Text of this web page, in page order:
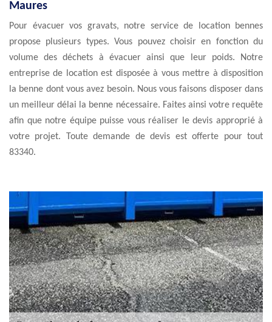
Maures
Pour évacuer vos gravats, notre service de location bennes
propose plusieurs types. Vous pouvez choisir en fonction du
volume des déchets à évacuer ainsi que leur poids. Notre
entreprise de location est disposée à vous mettre à disposition
la benne dont vous avez besoin. Nous vous faisons disposer dans
un meilleur délai la benne nécessaire. Faites ainsi votre requête
afin que notre équipe puisse vous réaliser le devis approprié à
votre projet. Toute demande de devis est offerte pour tout
83340.